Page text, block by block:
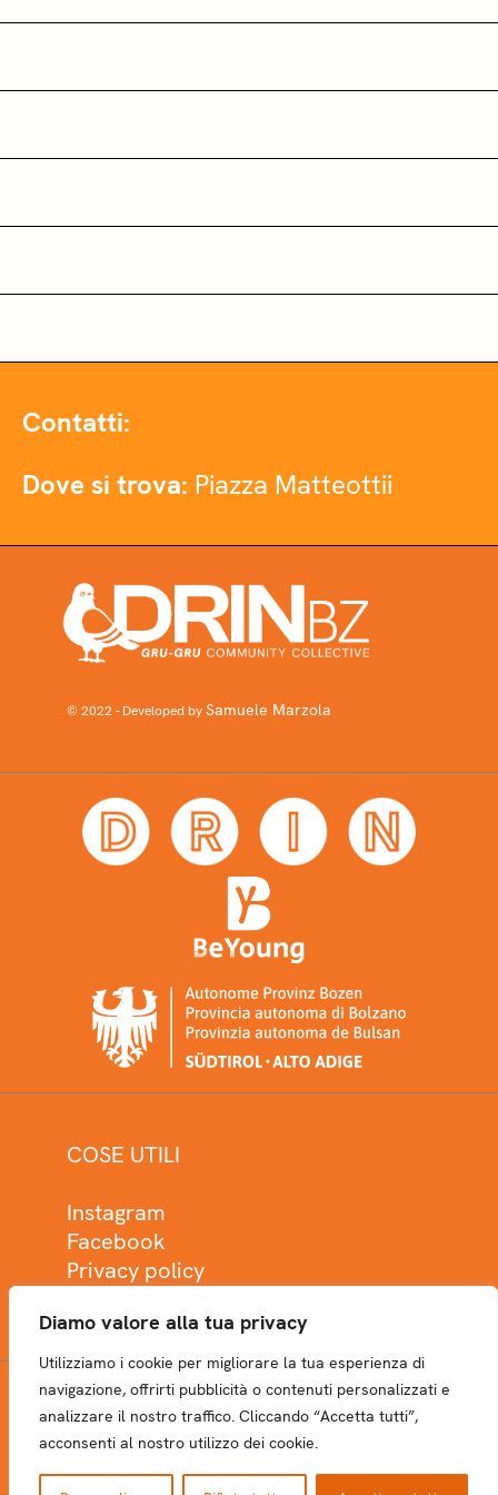
Diamo valore alla tua privacy
Utilizziamo i cookie per migliorare la tua esperienza di
navigazione, offrirti pubblicità o contenuti personalizzati e
analizzare il nostro traffico. Cliccando “Accetta tutti”,
acconsenti al nostro utilizzo dei cookie.
Contatti:
Dove si trova: Piazza Matteottii
© 2022 - Developed bySamuele Marzola
COSE UTILI
Instagram
Facebook
Privacy policy
NEWSLETTER